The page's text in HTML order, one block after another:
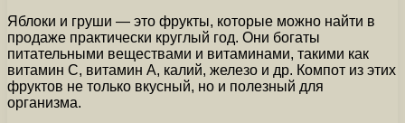
Яблоки и груши — это фрукты, которые можно найти в
продаже практически круглый год. Они богаты
питательными веществами и витаминами, такими как
витамин С, витамин А, калий, железо и др. Компот из этих
фруктов не только вкусный, но и полезный для
организма.